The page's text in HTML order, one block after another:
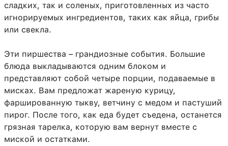
сладких, так и соленых, приготовленных из часто
игнорируемых ингредиентов, таких как яйца, грибы
или свекла.
Эти пиршества – грандиозные события. Большие
блюда выкладываются одним блоком и
представляют собой четыре порции, подаваемые в
мисках. Вам предложат жареную курицу,
фаршированную тыкву, ветчину с медом и пастуший
пирог. После того, как еда будет съедена, останется
грязная тарелка, которую вам вернут вместе с
миской и остатками.